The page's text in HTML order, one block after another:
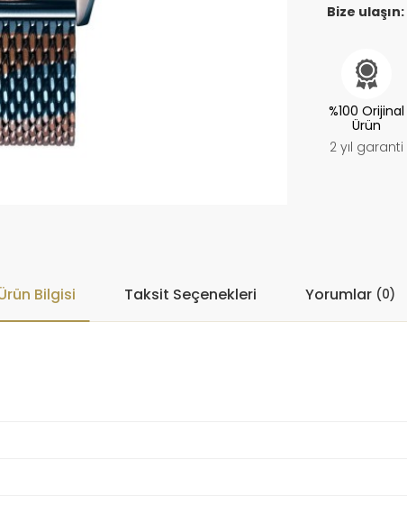
Bize ulaşın:
%100 Orijinal
Ürün
2 yıl garanti
Bilgisi Taksit Seçenekleri Yorumlar (0)